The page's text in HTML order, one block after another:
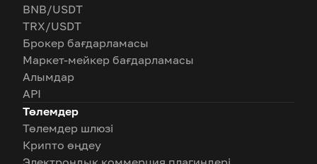
BNB/USDT
TRX/USDT
Брокер бағдарламасы
Маркет-мейкер бағдарламасы
Алымдар
API
Төлемдер
Төлемдер шлюзі
Крипто өңдеу